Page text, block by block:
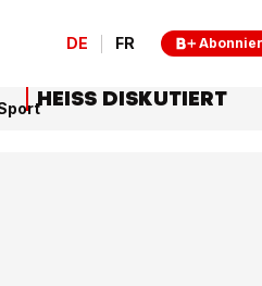
DE FR
HEISS DISKUTIERT